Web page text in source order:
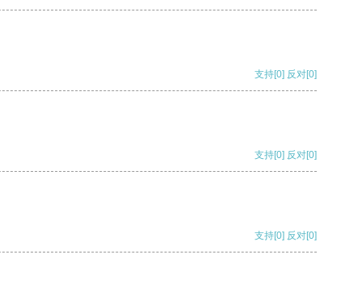
支持[0] 反对[0]
支持[0] 反对[0]
支持[0] 反对[0]